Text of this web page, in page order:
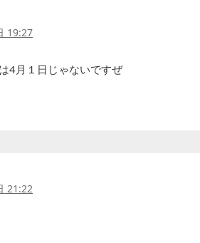
19:27
4月１日じゃないですぜ
21:22